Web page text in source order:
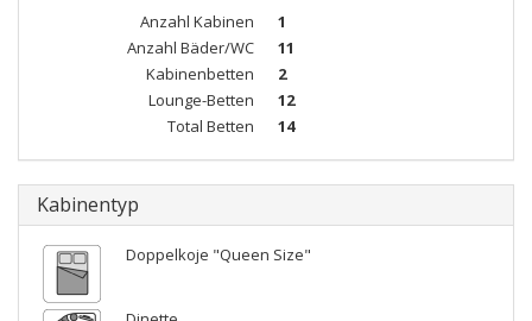
Anzahl Kabinen
1
Anzahl Bäder/WC
11
Kabinenbetten
2
Lounge-Betten
12
Total Betten
14
Kabinentyp
Doppelkoje "Queen Size"